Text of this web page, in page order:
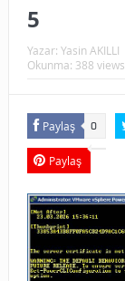
5
Yazar: Yasin AKILLI
Okunma: 388 views
Paylaş 0
Paylaş